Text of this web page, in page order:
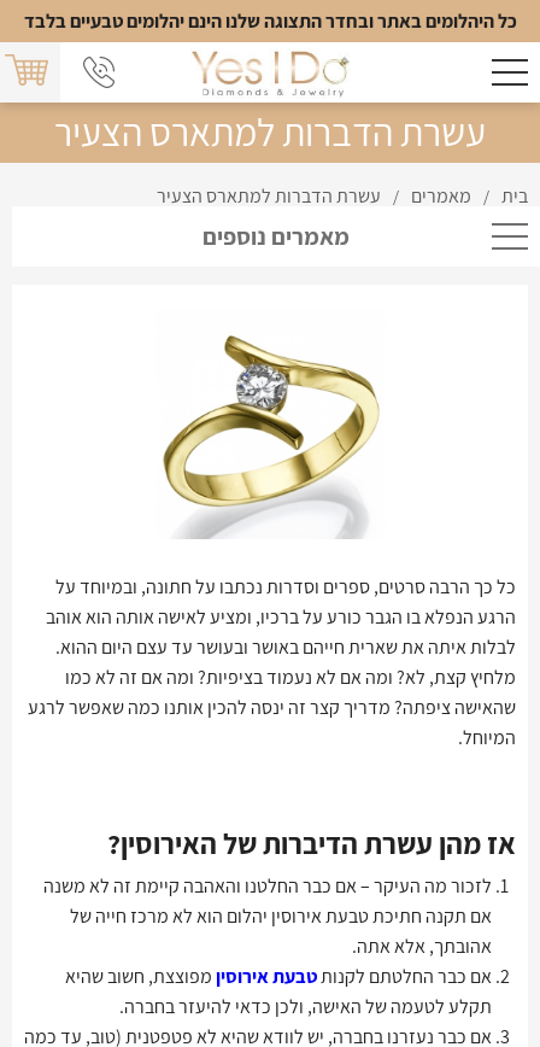
כל היהלומים באתר ובחדר התצוגה שלנו הינם יהלומים טבעיים בלבד
עשרת הדברות למתארס הצעיר
בית / מאמרים / עשרת הדברות למתארס הצעיר
מאמרים נוספים
כל כך הרבה סרטים, ספרים וסדרות נכתבו על חתונה, ובמיוחד על
הרגע הנפלא בו הגבר כורע על ברכיו, ומציע לאישה אותה הוא אוהב
לבלות איתה את שארית חייהם באושר ובעושר עד עצם היום ההוא.
מלחיץ קצת, לא? ומה אם לא נעמוד בציפיות? ומה אם זה לא כמו
שהאישה ציפתה? מדריך קצר זה ינסה להכין אותנו כמה שאפשר לרגע
המיוחל.
אז מהן עשרת הדיברות של האירוסין?
לזכור מה העיקר – אם כבר החלטנו והאהבה קיימת זה לא משנה
אם תקנה חתיכת טבעת אירוסין יהלום הוא לא מרכז חייה של
אהובתך, אלא אתה.
אם כבר החלטתם לקנותטבעת אירוסיןמפוצצת, חשוב שהיא
תקלע לטעמה של האישה, ולכן כדאי להיעזר בחברה.
אם כבר נעזרנו בחברה, יש לוודא שהיא לא פטפטנית (טוב, עד כמה